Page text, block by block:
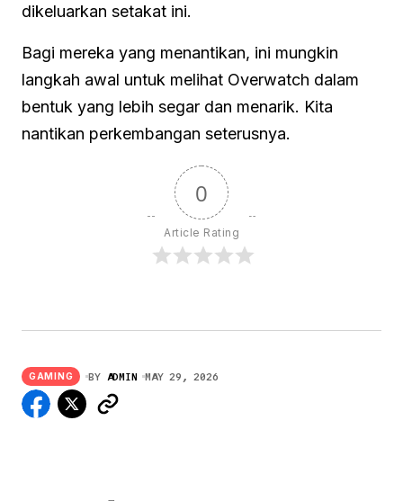
dikeluarkan setakat ini.
Bagi mereka yang menantikan, ini mungkin
langkah awal untuk melihat Overwatch dalam
bentuk yang lebih segar dan menarik. Kita
nantikan perkembangan seterusnya.
0
Article Rating
GAMING BY ADMIN MAY 29, 2026